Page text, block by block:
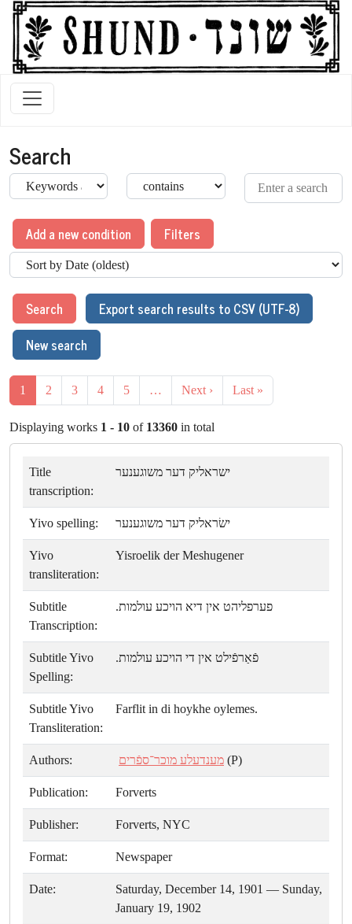
Search
Add a new condition Filters
Search
Export search results to CSV (UTF-8)
New search
1 2 3 4 5 … Next › Last »
Displaying works 1 - 10 of 13360 in total
Title
transcription:
ישראליק דער משוגענער
Yivo spelling: ישׂראליק דער משוגענער
Yivo
transliteration:
Yisroelik der Meshugener
Subtitle
Transcription:
פערפליהט אין דיא הויכע עולמות.
Subtitle Yivo
Spelling:
פֿאַרפֿילט אין די הויכע עולמות.
Subtitle Yivo
Transliteration:
Farflit in di hoykhe oylemes.
Authors: מענדעלע מוכר־ספֿרים (P)
Publication: Forverts
Publisher: Forverts, NYC
Format: Newspaper
Date:
Saturday, December 14, 1901 — Sunday,
January 19, 1902